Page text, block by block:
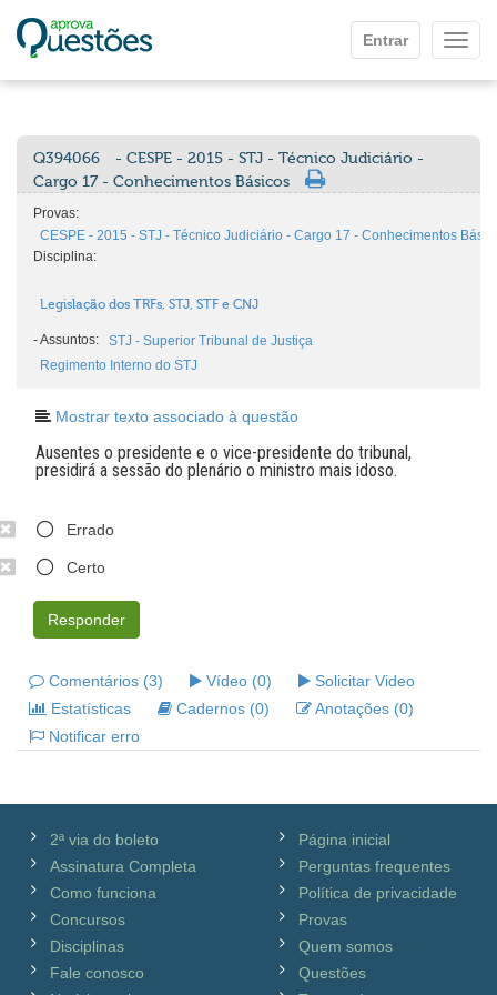
Entrar
Q394066
- CESPE - 2015 - STJ - Técnico Judiciário -
Cargo 17 - Conhecimentos Básicos
Provas:
CESPE - 2015 - STJ - Técnico Judiciário - Cargo 17 - Conhecimentos
Disciplina:
Legislação dos TRFs, STJ, STF e CNJ
-Assuntos:
STJ - Superior Tribunal de Justiça
Regimento Interno do STJ
Mostrar texto associado à questão
Ausentes o presidente e o vice-presidente do tribunal,
presidirá a sessão do plenário o ministro mais idoso.
Errado
Certo
Responder
Comentários (3) Vídeo (0)
Solicitar Video
Estatísticas
Cadernos (0)
Anotações (0)
Notificar erro
2ª via do boleto
Assinatura Completa
Como funciona
Concursos
Disciplinas
Fale conosco
Página inicial
Perguntas frequentes
Política de privacidade
Provas
Quem somos
Questões